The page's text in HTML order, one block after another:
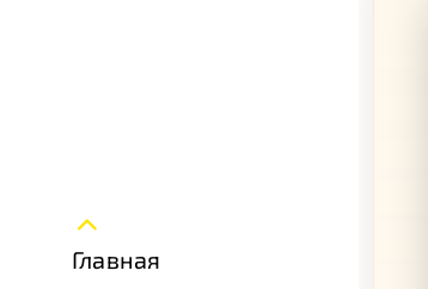
Главная